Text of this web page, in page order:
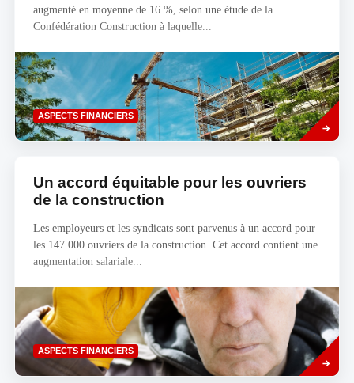
augmenté en moyenne de 16 %, selon une étude de la
Confédération Construction à laquelle...
ASPECTS FINANCIERS
Savoir
plus
Un accord équitable pour les ouvriers
de la construction
Les employeurs et les syndicats sont parvenus à un accord pour
les 147 000 ouvriers de la construction. Cet accord contient une
augmentation salariale...
ASPECTS FINANCIERS
Savoir
plus